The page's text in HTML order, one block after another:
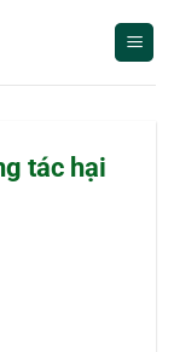
tác hại